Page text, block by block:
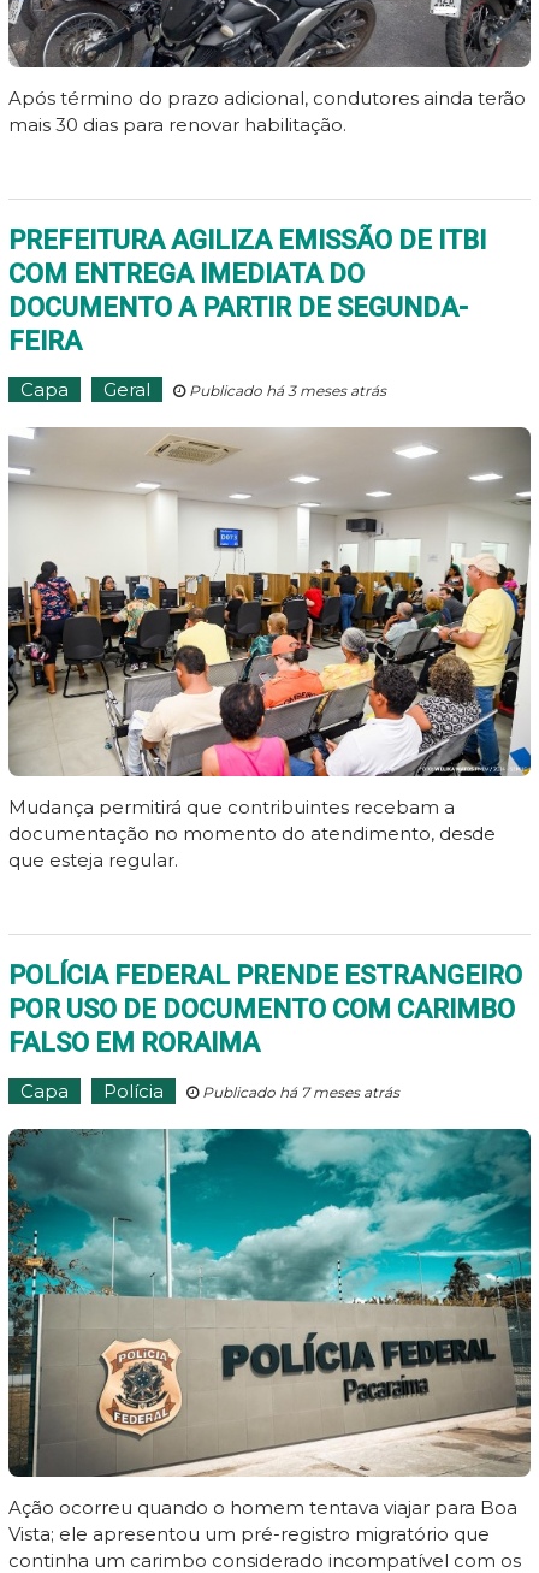
Após término do prazo adicional, condutores ainda terão
mais 30 dias para renovar habilitação.
PREFEITURA AGILIZA EMISSÃO DE ITBI
COM ENTREGA IMEDIATA DO
DOCUMENTO A PARTIR DE SEGUNDA-
FEIRA
Capa Geral Publicado há 3 meses atrás
Mudança permitirá que contribuintes recebam a
documentação no momento do atendimento, desde
que esteja regular.
POLÍCIA FEDERAL PRENDE ESTRANGEIRO
POR USO DE DOCUMENTO COM CARIMBO
FALSO EM RORAIMA
Capa Polícia Publicado há 7 meses atrás
Ação ocorreu quando o homem tentava viajar para Boa
Vista; ele apresentou um pré-registro migratório que
continha um carimbo considerado incompatível com os